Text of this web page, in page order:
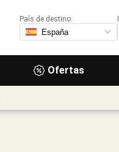
Ofertas
País de destino: